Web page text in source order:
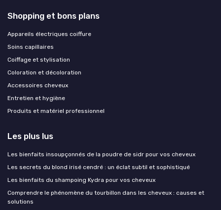
Shopping et bons plans
Appareils électriques coiffure
Soins capillaires
Coiffage et stylisation
Coloration et décoloration
Accessoires cheveux
Entretien et hygiène
Produits et matériel professionnel
Les plus lus
Les bienfaits insoupçonnés de la poudre de sidr pour vos cheveux
Les secrets du blond irisé cendré : un éclat subtil et sophistiqué
Les bienfaits du shampoing Kydra pour vos cheveux
Comprendre le phénomène du tourbillon dans les cheveux : causes et
solutions